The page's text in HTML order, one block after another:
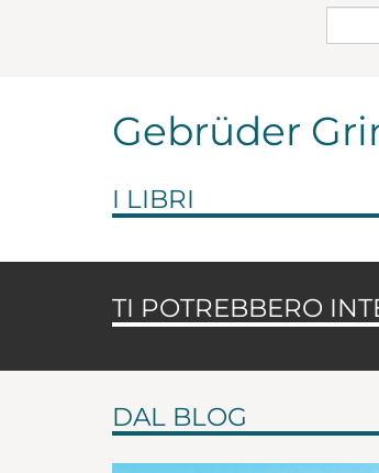
Gebrüder
I LIBRI
TI POTREBBERO
DAL BLOG